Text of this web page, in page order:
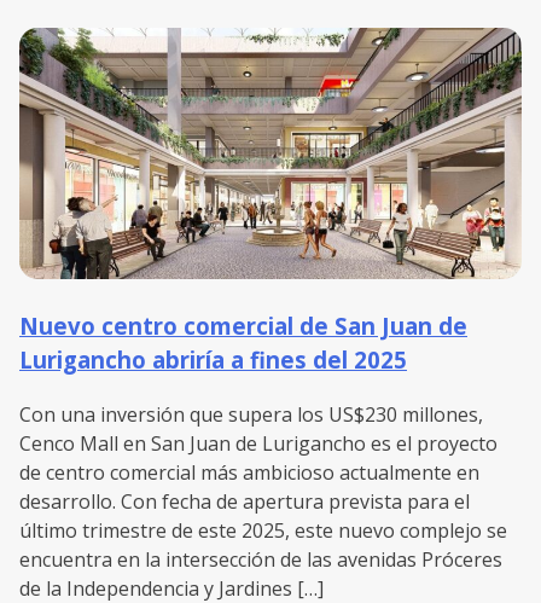
Nuevo centro comercial de San Juan de
Lurigancho abriría a fines del 2025
Con una inversión que supera los US$230 millones,
Cenco Mall en San Juan de Lurigancho es el proyecto
de centro comercial más ambicioso actualmente en
desarrollo. Con fecha de apertura prevista para el
último trimestre de este 2025, este nuevo complejo se
encuentra en la intersección de las avenidas Próceres
de la Independencia y Jardines […]